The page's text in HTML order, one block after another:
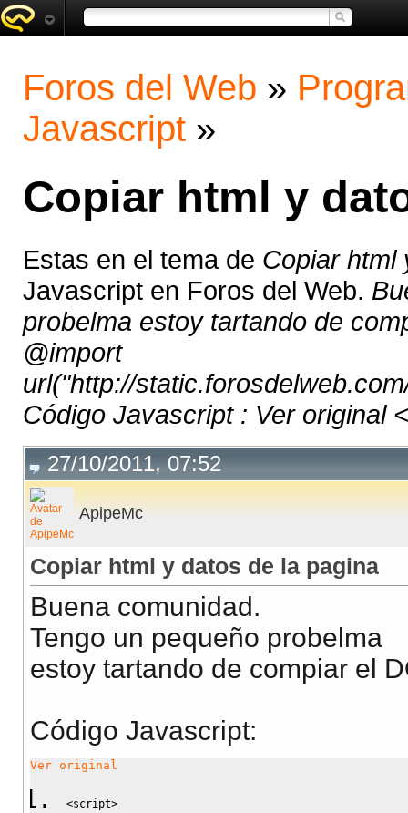
Foros del Web »
Javascript »
Copiar html y
Estas en el tema de Copiar html
Javascript en Foros del Web.
probelma estoy tartando de
@import
url("http://
Código Javascript : Ver original
27/10/2011, 07:52
ApipeMc
Copiar html y datos de la pagina
Buena comunidad.
Tengo un pequeño probelma
estoy tartando de compiar el
Código Javascript:
Ver original
<script>